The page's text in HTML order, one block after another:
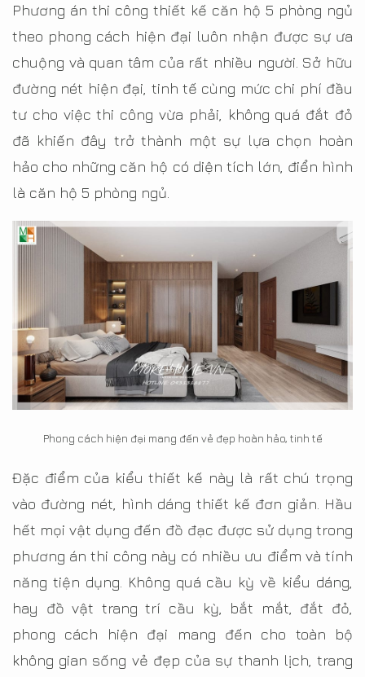
Phương án thi công thiết kế căn hộ 5 phòng ngủ
theo phong cách hiện đại luôn nhận được sự ưa
chuộng và quan tâm của rất nhiều người. Sở hữu
đường nét hiện đại, tinh tế cùng mức chi phí đầu
tư cho việc thi công vừa phải, không quá đắt đỏ
đã khiến đây trở thành một sự lựa chọn hoàn
hảo cho những căn hộ có diện tích lớn, điển hình
là căn hộ 5 phòng ngủ.
Phong cách hiện đại mang đến vẻ đẹp hoàn hảo, tinh tế
Đặc điểm của kiểu thiết kế này là rất chú trọng
vào đường nét, hình dáng thiết kế đơn giản. Hầu
hết mọi vật dụng đến đồ đạc được sử dụng trong
phương án thi công này có nhiều ưu điểm và tính
năng tiện dụng. Không quá cầu kỳ về kiểu dáng,
hay đồ vật trang trí cầu kỳ, bắt mắt, đắt đỏ,
phong cách hiện đại mang đến cho toàn bộ
không gian sống vẻ đẹp của sự thanh lịch, trang